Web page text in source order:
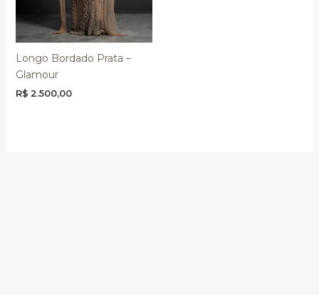
Longo Bordado Prata –
Glamour
R$ 2.500,00